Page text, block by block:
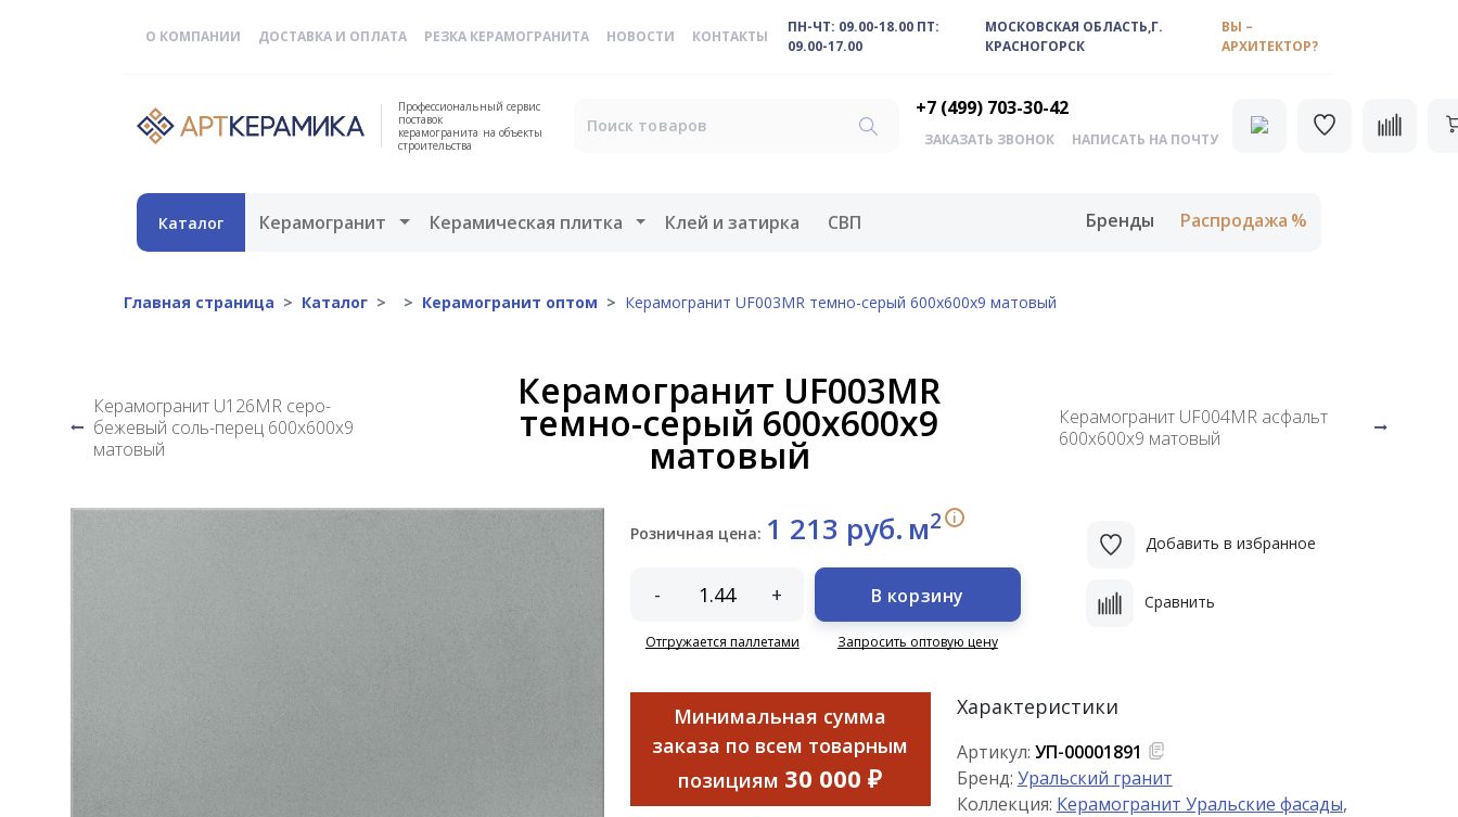
О КОМПАНИИ ДОСТАВКА И ОПЛАТА РЕЗКА КЕРАМОГРАНИТА НОВОСТИ КОНТАКТЫ
ПН-ЧТ: 09.00-18.00 ПТ:
09.00-17.00
МОСКОВСКАЯ ОБЛАСТЬ,Г.
КРАСНОГОРСК
ВЫ –
АРХИТЕКТОР?
Профессиональный сервис
поставок
керамогранита на объекты
строительства
+7 (499) 703-30-42
ЗАКАЗАТЬ ЗВОНОК НАПИСАТЬ НА ПОЧТУ
Каталог Керамогранит Открыть меню
Керамическая плитка Открыть меню
Клей и затирка СВП Бренды Распродажа
Главная страница Каталог Керамогранит оптом Керамогранит UF003MR темно-серый 600x600x9 матовый
Керамогранит U126MR серо-
бежевый соль-перец 600x600x9
матовый
Керамогранит UF003MR
темно-серый 600x600x9
матовый
Керамогранит UF004MR асфальт
600x600x9 матовый
Розничная цена: 1 213 руб. м2 i
- +
Отгружается паллетами
В корзину
Запросить оптовую цену
Добавить в избранное
Сравнить
Минимальная сумма
заказа по всем товарным
позициям 30 000 ₽
Характеристики
Артикул: УП-00001891
Бренд: Уральский гранит
Коллекция: Керамогранит Уральские фасады,